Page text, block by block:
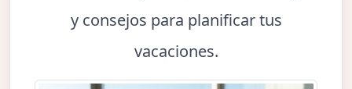
y consejos para planificar tus
vacaciones.